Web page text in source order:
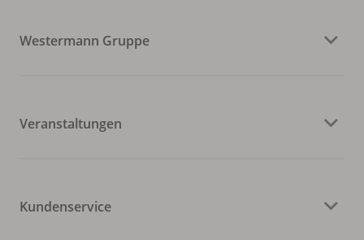
Westermann Gruppe
Veranstaltungen
Kundenservice